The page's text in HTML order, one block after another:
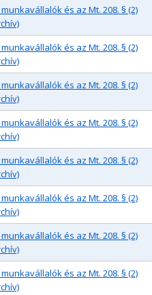
és az Mt. 208. § (2)
és az Mt. 208. § (2)
és az Mt. 208. § (2)
és az Mt. 208. § (2)
és az Mt. 208. § (2)
és az Mt. 208. § (2)
és az Mt. 208. § (2)
és az Mt. 208. § (2)